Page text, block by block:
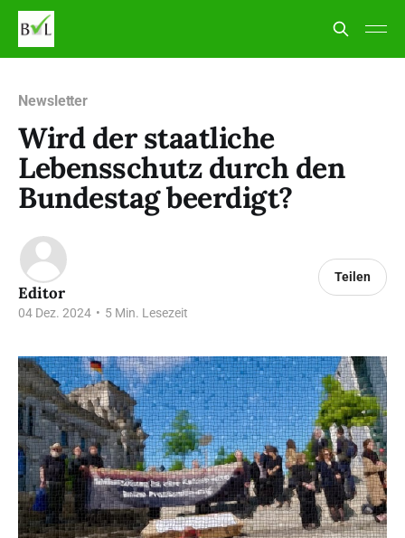
Newsletter
Wird der staatliche
Lebensschutz durch den
Bundestag beerdigt?
Editor
04 Dez. 2024 • 5 Min. Lesezeit
Teilen